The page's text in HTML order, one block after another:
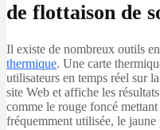
de flottaison de
Il existe de nombreux outils
thermique. Une carte
utilisateurs en temps réel sur
site Web et affiche les
comme le rouge foncé
fréquemment utilisée, le